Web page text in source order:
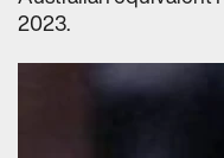
2023.